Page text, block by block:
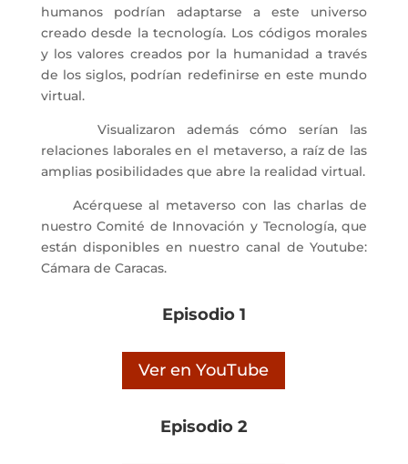
humanos podrían adaptarse a este universo
creado desde la tecnología. Los códigos morales
y los valores creados por la humanidad a través
de los siglos, podrían redefinirse en este mundo
virtual.
Visualizaron además cómo serían las
relaciones laborales en el metaverso, a raíz de las
amplias posibilidades que abre la realidad virtual.
Acérquese al metaverso con las charlas de
nuestro Comité de Innovación y Tecnología, que
están disponibles en nuestro canal de Youtube:
Cámara de Caracas.
Episodio 1
Ver en YouTube
Episodio 2